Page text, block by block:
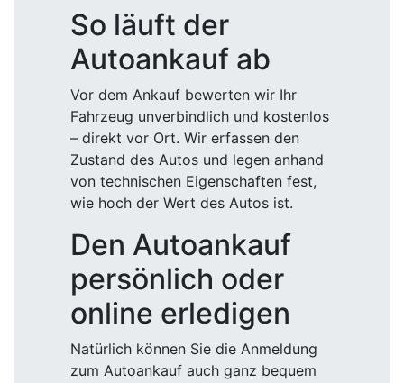
So läuft der
Autoankauf ab
Vor dem Ankauf bewerten wir Ihr
Fahrzeug unverbindlich und kostenlos
– direkt vor Ort. Wir erfassen den
Zustand des Autos und legen anhand
von technischen Eigenschaften fest,
wie hoch der Wert des Autos ist.
Den Autoankauf
persönlich oder
online erledigen
Natürlich können Sie die Anmeldung
zum Autoankauf auch ganz bequem